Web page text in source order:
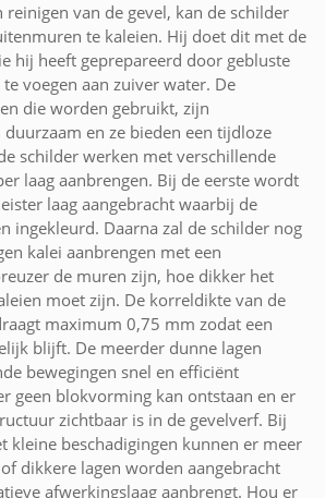
reinigen van de gevel, kan de schilder
te kaleien. Hij doet dit met de
hij heeft geprepareerd door gebluste
voegen aan zuiver water. De
die worden gebruikt, zijn
en ze bieden een tijdloze
schilder werken met verschillende
laag aanbrengen. Bij de eerste wordt
laag aangebracht waarbij de
ingekleurd. Daarna zal de schilder nog
kalei aanbrengen met een
de muren zijn, hoe dikker het
moet zijn. De korreldikte van de
maximum 0,75 mm zodat een
blijft. De meerder dunne lagen
bewegingen snel en efficiënt
geen blokvorming kan ontstaan en er
zichtbaar is in de gevelverf. Bij
kleine beschadigingen kunnen er meer
dikkere lagen worden aangebracht
afwerkingslaag aanbrengt. Hou er